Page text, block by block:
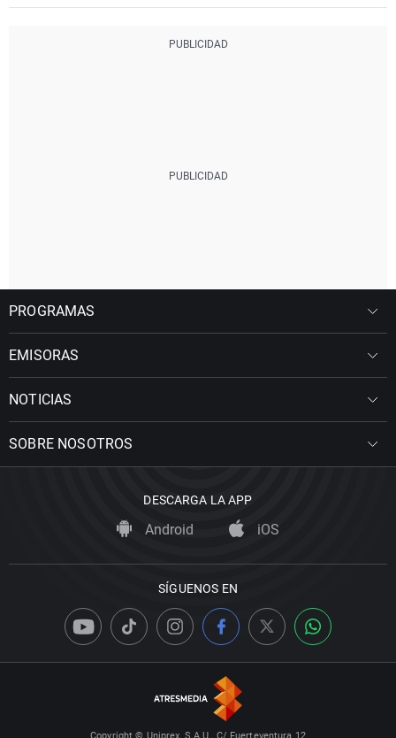
PROGRAMAS
EMISORAS
NOTICIAS
SOBRE NOSOTROS
DESCARGA LA APP
Android iOS
SÍGUENOS EN